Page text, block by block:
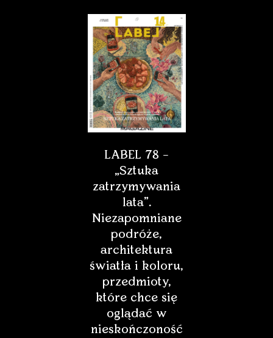
LABEL 78 –
„Sztuka
zatrzymywania
lata”.
Niezapomniane
podróże,
architektura
światła i koloru,
przedmioty,
które chce się
oglądać w
nieskończoność